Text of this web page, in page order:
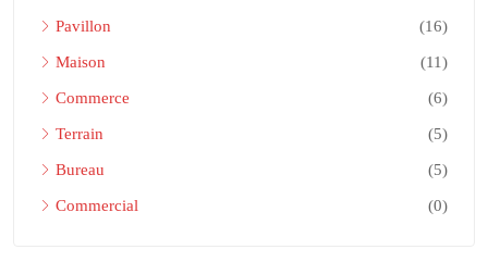
Pavillon (16)
Maison (11)
Commerce (6)
Terrain (5)
Bureau (5)
Commercial (0)